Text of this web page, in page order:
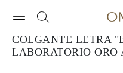
COLGANTE LETRA
LABORATORIO